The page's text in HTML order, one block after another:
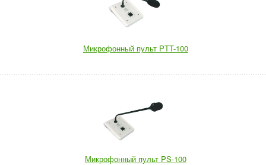
Микрофонный пульт PTT-100
Микрофонный пульт PS-100